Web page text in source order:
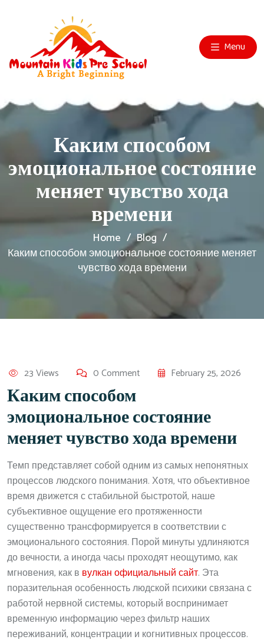
Menu
Каким способом
эмоциональное состояние
меняет чувство хода
времени
Home
Blog
Каким способом эмоциональное состояние меняет
чувство хода времени
23 Views 0 Comment February 25, 2026
Каким способом
эмоциональное состояние
меняет чувство хода времени
Темп представляет собой одним из самых непонятных
процессов людского понимания. Хотя, что объективное
время движется с стабильной быстротой, наше
субъективное ощущение его протяженности
существенно трансформируется в соответствии с
эмоционального состояния. Порой минуты удлиняются
до вечности, а иногда часы проходят неощутимо, как
мгновения, как в вулкан официальный сайт. Эта
поразительная особенность людской психики связана с
работой нервной системы, который воспринимает
временную информацию через фильтр наших
переживаний, концентрации и когнитивных процессов.